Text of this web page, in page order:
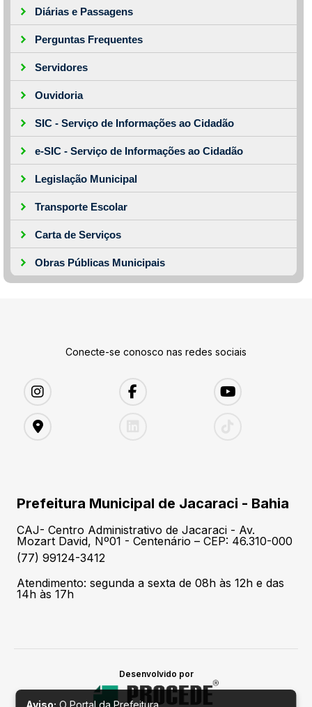
Diárias e Passagens
Perguntas Frequentes
Servidores
Ouvidoria
SIC - Serviço de Informações ao Cidadão
e-SIC - Serviço de Informações ao Cidadão
Legislação Municipal
Transporte Escolar
Carta de Serviços
Obras Públicas Municipais
Conecte-se conosco nas redes sociais
Prefeitura Municipal de Jacaraci - Bahia
CAJ- Centro Administrativo de Jacaraci - Av.
Mozart David, Nº01 - Centenário – CEP: 46.310-000
(77) 99124-3412
Atendimento: segunda a sexta de 08h às 12h e das
14h às 17h
Desenvolvido por
Aviso: O Portal da Prefeitura